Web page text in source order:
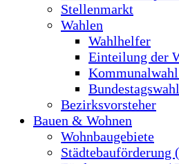
Stellenmarkt
Wahlen
Wahlhelfer
Einteilung der
Bezirksvorsteher
Bauen & Wohnen
Wohnbaugebiete
Städtebauförderung